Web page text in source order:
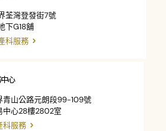
荃灣登發街7號
下G18舖
科服務
心
青山公路元朗段99-109號
中心28樓2802室
科服務